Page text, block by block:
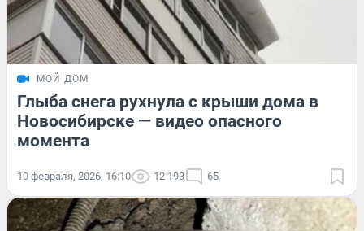
МОЙ ДОМ
Глыба снега рухнула с крыши дома в
Новосибирске — видео опасного
момента
10 февраля, 2026, 16:10 12 193 65